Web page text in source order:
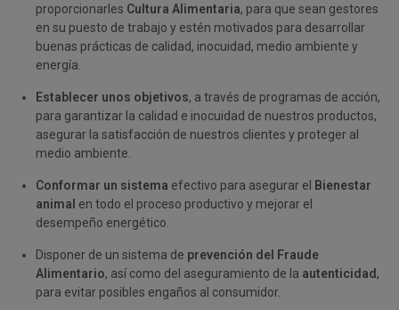
proporcionarles Cultura Alimentaria, para que sean gestores
en su puesto de trabajo y estén motivados para desarrollar
buenas prácticas de calidad, inocuidad, medio ambiente y
energía.
Establecer unos objetivos, a través de programas de acción,
para garantizar la calidad e inocuidad de nuestros productos,
asegurar la satisfacción de nuestros clientes y proteger al
medio ambiente.
Conformar un sistema efectivo para asegurar el
Bienestar
animal en todo el proceso productivo y mejorar el
desempeño energético.
Disponer de un sistema de prevención del Fraude
Alimentario, así como del aseguramiento de la autenticidad ,
para evitar posibles engaños al consumidor.